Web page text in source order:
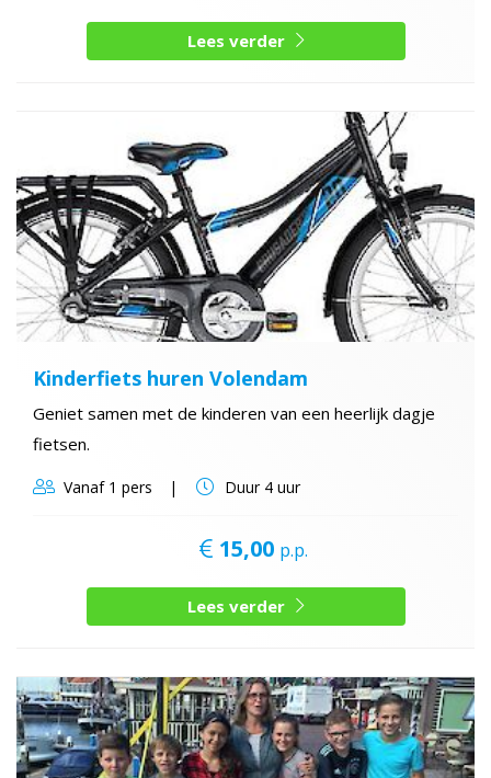
Lees verder
Kinderfiets huren Volendam
Geniet samen met de kinderen van een heerlijk dagje
fietsen.
Vanaf1 pers Duur4 uur
15,00 p.p.
Lees verder